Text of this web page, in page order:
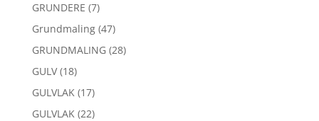
GRUNDERE (7)
Grundmaling (47)
GRUNDMALING (28)
GULV (18)
GULVLAK (17)
GULVLAK (22)